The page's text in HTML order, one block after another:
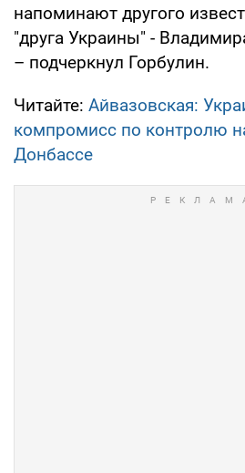
напоминают другого
"друга Украины" -
– подчеркнул Горбулин.
Читайте: Айвазовская:
компромисс по контролю
Донбассе